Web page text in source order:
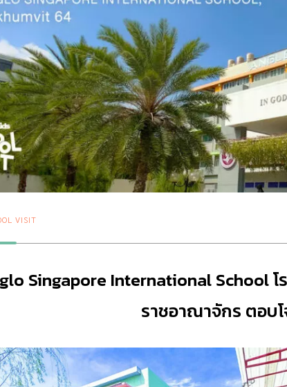
VISIT
Singapore International School
ราชอาณาจักร ตอบ